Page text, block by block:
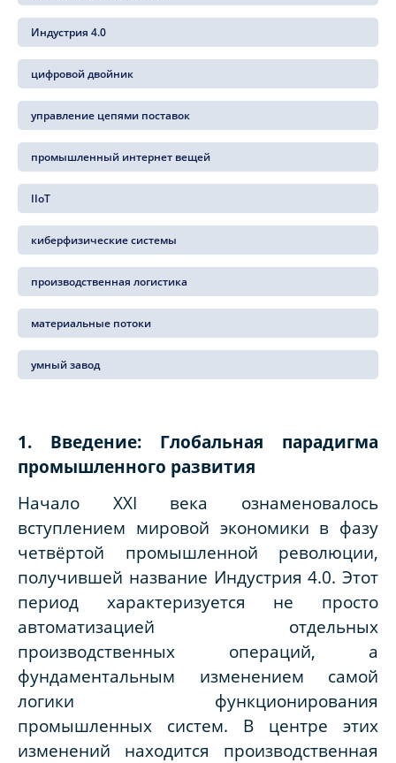
Индустрия 4.0
цифровой двойник
управление цепями поставок
промышленный интернет вещей
IIoT
киберфизические системы
производственная логистика
материальные потоки
умный завод
1. Введение: Глобальная парадигма
промышленного развития
Начало XXI века ознаменовалось
вступлением мировой экономики в фазу
четвёртой промышленной революции,
получившей название Индустрия 4.0. Этот
период характеризуется не просто
автоматизацией отдельных
производственных операций, а
фундаментальным изменением самой
логики функционирования
промышленных систем. В центре этих
изменений находится производственная